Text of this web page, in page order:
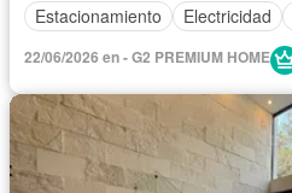
Estacionamiento
Electricidad
22/06/2026 en - G2 PREMIUM HOME